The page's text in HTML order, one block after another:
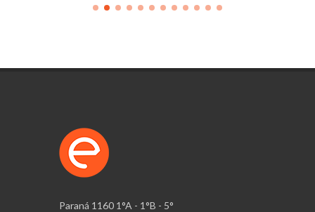
Paraná 1160 1°A - 1°B - 5°